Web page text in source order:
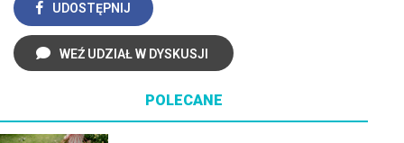
UDOSTĘPNIJ
WEŹ UDZIAŁ W DYSKUSJI
POLECANE